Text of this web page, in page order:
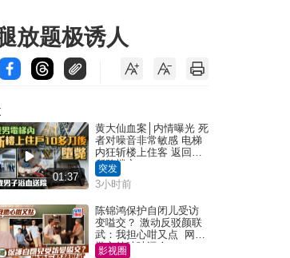
放题极诱人
01:37
黄大仙血案│内情曝光 死
者对噪音非常敏感 电梯
内狂斩楼上住客 返回住
所堕楼亡
突发
3小时前
陈锦鸿保护自闭儿受访
变嗌交？ 激动反驳颜联
武：我担心咁又点 网民
批主持咄咄逼人
影视圈